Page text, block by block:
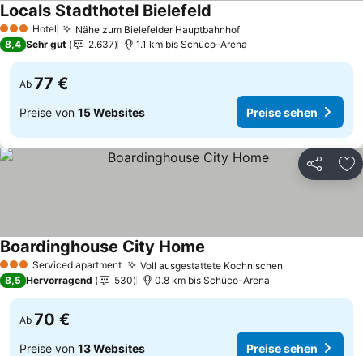
3 SterneHotel Nähe zum Bielefelder Hauptbahnhof
Locals Stadthotel Bielefeld
8,4 Sehr gut 2.637 1.1 km bis Schüco-Arena
Ab 77 €
Preise von 15 Websites Preise sehen
Teilen
3 SterneServiced apartment Voll ausgestattete Kochnischen
Boardinghouse City Home
8,5 Hervorragend 530 0.8 km bis Schüco-Arena
Ab 70 €
Preise von 13 Websites Preise sehen